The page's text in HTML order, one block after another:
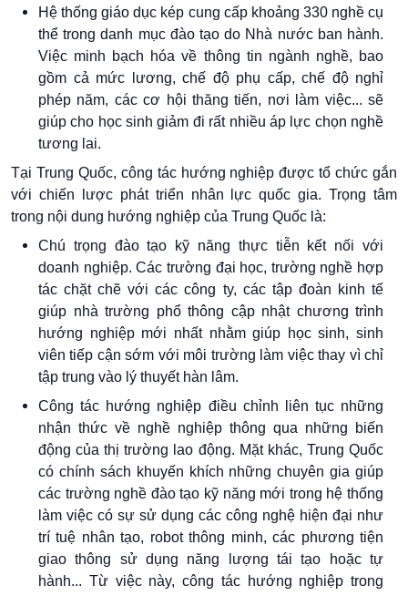
Hệ thống giáo dục kép cung cấp khoảng 330 nghề cụ
thể trong danh mục đào tạo do Nhà nước ban hành.
Việc minh bạch hóa về thông tin ngành nghề, bao
gồm cả mức lương, chế độ phụ cấp, chế độ nghỉ
phép năm, các cơ hội thăng tiến, nơi làm việc... sẽ
giúp cho học sinh giảm đi rất nhiều áp lực chọn nghề
tương lai.
Tại Trung Quốc, công tác hướng nghiệp được tổ chức gắn
với chiến lược phát triển nhân lực quốc gia. Trọng tâm
trong nội dung hướng nghiệp của Trung Quốc là:
Chú trọng đào tạo kỹ năng thực tiễn kết nối với
doanh nghiệp. Các trường đại học, trường nghề hợp
tác chặt chẽ với các công ty, các tập đoàn kinh tế
giúp nhà trường phổ thông cập nhật chương trình
hướng nghiệp mới nhất nhằm giúp học sinh, sinh
viên tiếp cận sớm với môi trường làm việc thay vì chỉ
tập trung vào lý thuyết hàn lâm.
Công tác hướng nghiệp điều chỉnh liên tục những
nhận thức về nghề nghiệp thông qua những biến
động của thị trường lao động. Mặt khác, Trung Quốc
có chính sách khuyến khích những chuyên gia giúp
các trường nghề đào tạo kỹ năng mới trong hệ thống
làm việc có sự sử dụng các công nghệ hiện đại như
trí tuệ nhân tạo, robot thông minh, các phương tiện
giao thông sử dụng năng lượng tái tạo hoặc tự
hành... Từ việc này, công tác hướng nghiệp trong